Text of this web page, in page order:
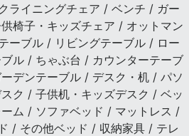
ライニングチェア / ベンチ / ガー
椅子・キッズチェア / オットマン
ーブル / リビングテーブル / ロー
ル / ちゃぶ台 / カウンターテーブ
デンテーブル / デスク・机 / パソ
ク / 子供机・キッズデスク / ベッ
ム / ソファベッド / マットレス /
/ その他ベッド / 収納家具 / テレ